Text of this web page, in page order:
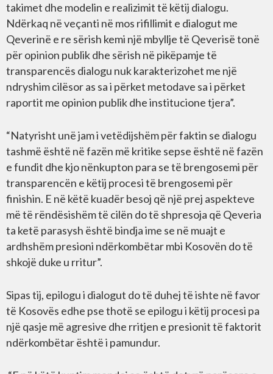
takimet dhe modelin e realizimit të këtij dialogu.
Ndërkaq në veçanti në mos rifillimit e dialogut me
Qeverinë e re sërish kemi një mbyllje të Qeverisë tonë
për opinion publik dhe sërish në pikëpamje të
transparencës dialogu nuk karakterizohet me një
ndryshim cilësor as sa i përket metodave sa i përket
raportit me opinion publik dhe institucione tjera”.
“Natyrisht unë jam i vetëdijshëm për faktin se dialogu
tashmë është në fazën më kritike sepse është në fazën
e fundit dhe kjo nënkupton para se të brengosemi për
transparencën e këtij procesi të brengosemi për
finishin. E në këtë kuadër besoj që një prej aspekteve
më të rëndësishëm të cilën do të shpresoja që Qeveria
ta ketë parasysh është bindja ime se në muajt e
ardhshëm presioni ndërkombëtar mbi Kosovën do të
shkojë duke u rritur”.
Sipas tij, epilogu i dialogut do të duhej të ishte në favor
të Kosovës edhe pse thotë se epilogu i këtij procesi pa
një qasje më agresive dhe rritjen e presionit të faktorit
ndërkombëtar është i pamundur.